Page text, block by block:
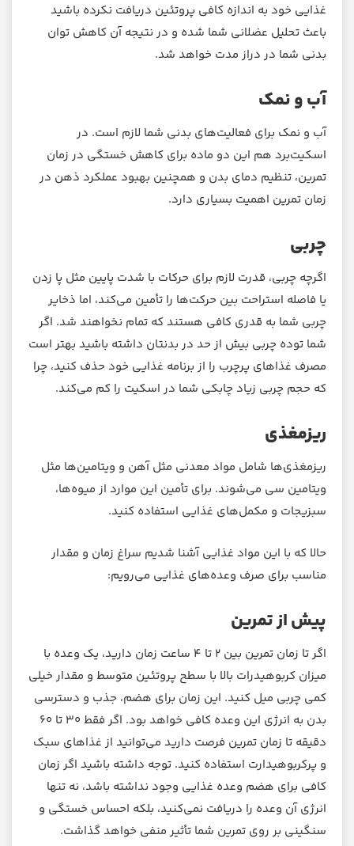
غذایی خود به اندازه کافی پروتئین دریافت نکرده باشید
باعث تحلیل عضلانی شما شده و در نتیجه آن کاهش توان
بدنی شما در دراز مدت خواهد شد.
آب و نمک
آب و نمک برای فعالیت‌های بدنی شما لازم است. در
اسکیت‌برد هم این دو ماده برای کاهش خستگی در زمان
تمرین، تنظیم دمای بدن و همچنین بهبود عملکرد ذهن در
زمان تمرین اهمیت بسیاری دارد.
چربی
اگرچه چربی، قدرت لازم برای حرکات با شدت پایین مثل پا زدن
یا فاصله استراحت بین حرکت‌ها را تأمین می‌کند، اما ذخایر
چربی شما به قدری کافی هستند که تمام نخواهند شد. اگر
شما توده چربی بیش از حد در بدنتان داشته باشید بهتر است
مصرف غذاهای پرچرب را از برنامه غذایی خود حذف کنید، چرا
که حجم چربی زیاد چابکی شما در اسکیت را کم می‌کند.
ریزمغذی‌
ریزمغذی‌ها شامل مواد معدنی مثل آهن و ویتامین‌ها مثل
ویتامین سی می‌شوند. برای تأمین این موارد از میوه‌ها،
سبزیجات و مکمل‌های غذایی استفاده کنید.
حالا که با این مواد غذایی آشنا شدیم سراغ زمان و مقدار
مناسب برای صرف وعده‌های غذایی می‌رویم:
پیش از تمرین
اگر تا زمان تمرین بین ۲ تا ۴ ساعت زمان دارید، یک وعده‌‌ با
میزان کربوهیدرات بالا با سطح پروتئین متوسط و مقدار خیلی
کمی چربی میل کنید. این زمان برای هضم، جذب و دسترسی
بدن به انرژی این وعده کافی خواهد بود. اگر فقط ۳۰ تا ۶۰
دقیقه تا زمان تمرین فرصت دارید می‌توانید از غذاهای سبک
و پرکربوهیدارت استفاده کنید. توجه داشته باشید اگر زمان
کافی برای هضم وعده غذایی وجود نداشته باشد، نه تنها
انرژی آن وعده را دریافت نمی‌کنید، بلکه احساس خستگی و
سنگینی بر روی تمرین شما تأثیر منفی خواهد گذاشت.